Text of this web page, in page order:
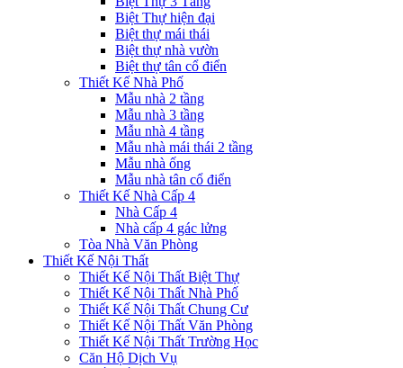
Biệt Thự hiện đại
Biệt thự mái thái
Biệt thự nhà vườn
Biệt thự tân cổ điển
Thiết Kế Nhà Phố
Mẫu nhà 2 tầng
Mẫu nhà 3 tầng
Mẫu nhà 4 tầng
Mẫu nhà mái thái 2 tầng
Mẫu nhà ống
Mẫu nhà tân cổ điển
Thiết Kế Nhà Cấp 4
Nhà Cấp 4
Nhà cấp 4 gác lửng
Tòa Nhà Văn Phòng
Thiết Kế Nội Thất
Thiết Kế Nội Thất Biệt Thự
Thiết Kế Nội Thất Nhà Phố
Thiết Kế Nội Thất Chung Cư
Thiết Kế Nội Thất Văn Phòng
Thiết Kế Nội Thất Trường Học
Căn Hộ Dịch Vụ